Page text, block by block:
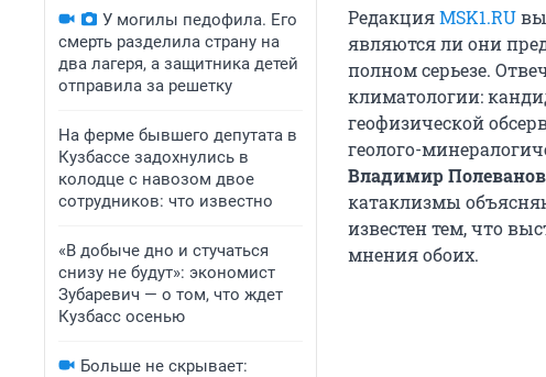
У могилы педофила. Его
смерть разделила страну на
два лагеря, а защитника детей
отправила за решетку
На ферме бывшего депутата в
Кузбассе задохнулись в
колодце с навозом двое
сотрудников: что известно
«В добыче дно и стучаться
снизу не будут»: экономист
Зубаревич — о том, что ждет
Кузбасс осенью
Больше не скрывает:
РедакцияMSK1.RU
являются ли они
полном серьезе.
климатологии:
геофизической
геолого-
Владимир Полеванов
катаклизмы
известен тем, что
мнения обоих.